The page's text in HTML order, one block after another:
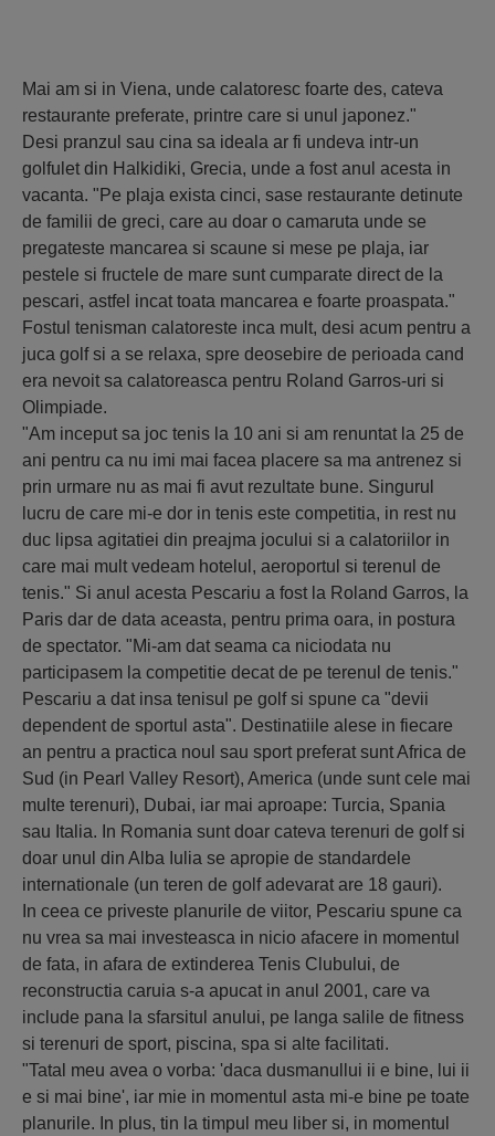
Mai am si in Viena, unde calatoresc foarte des, cateva
restaurante preferate, printre care si unul japonez."
Desi pranzul sau cina sa ideala ar fi undeva intr-un
golfulet din Halkidiki, Grecia, unde a fost anul acesta in
vacanta. "Pe plaja exista cinci, sase restaurante detinute
de familii de greci, care au doar o camaruta unde se
pregateste mancarea si scaune si mese pe plaja, iar
pestele si fructele de mare sunt cumparate direct de la
pescari, astfel incat toata mancarea e foarte proaspata."
Fostul tenisman calatoreste inca mult, desi acum pentru a
juca golf si a se relaxa, spre deosebire de perioada cand
era nevoit sa calatoreasca pentru Roland Garros-uri si
Olimpiade.
"Am inceput sa joc tenis la 10 ani si am renuntat la 25 de
ani pentru ca nu imi mai facea placere sa ma antrenez si
prin urmare nu as mai fi avut rezultate bune. Singurul
lucru de care mi-e dor in tenis este competitia, in rest nu
duc lipsa agitatiei din preajma jocului si a calatoriilor in
care mai mult vedeam hotelul, aeroportul si terenul de
tenis." Si anul acesta Pescariu a fost la Roland Garros, la
Paris dar de data aceasta, pentru prima oara, in postura
de spectator. "Mi-am dat seama ca niciodata nu
participasem la competitie decat de pe terenul de tenis."
Pescariu a dat insa tenisul pe golf si spune ca "devii
dependent de sportul asta". Destinatiile alese in fiecare
an pentru a practica noul sau sport preferat sunt Africa de
Sud (in Pearl Valley Resort), America (unde sunt cele mai
multe terenuri), Dubai, iar mai aproape: Turcia, Spania
sau Italia. In Romania sunt doar cateva terenuri de golf si
doar unul din Alba Iulia se apropie de standardele
internationale (un teren de golf adevarat are 18 gauri).
In ceea ce priveste planurile de viitor, Pescariu spune ca
nu vrea sa mai investeasca in nicio afacere in momentul
de fata, in afara de extinderea Tenis Clubului, de
reconstructia caruia s-a apucat in anul 2001, care va
include pana la sfarsitul anului, pe langa salile de fitness
si terenuri de sport, piscina, spa si alte facilitati.
"Tatal meu avea o vorba: 'daca dusmanullui ii e bine, lui ii
e si mai bine', iar mie in momentul asta mi-e bine pe toate
planurile. In plus, tin la timpul meu liber si, in momentul